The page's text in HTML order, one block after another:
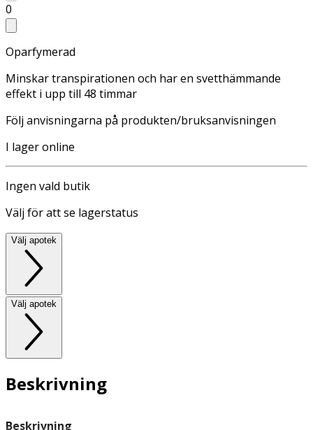
0
Oparfymerad
Minskar transpirationen och har en svetthämmande
effekt i upp till 48 timmar
Följ anvisningarna på produkten/bruksanvisningen
I lager online
Ingen vald butik
Välj för att se lagerstatus
Välj apotek
Välj apotek
Beskrivning
Beskrivning